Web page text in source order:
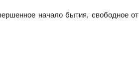
начало бытия, свободное от